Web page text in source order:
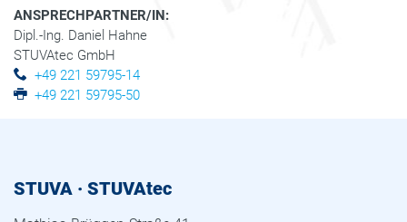
ANSPRECHPARTNER/IN:
Dipl.-Ing. Daniel Hahne
STUVAtec GmbH
+49 221 59795-14
+49 221 59795-50
STUVA · STUVAtec